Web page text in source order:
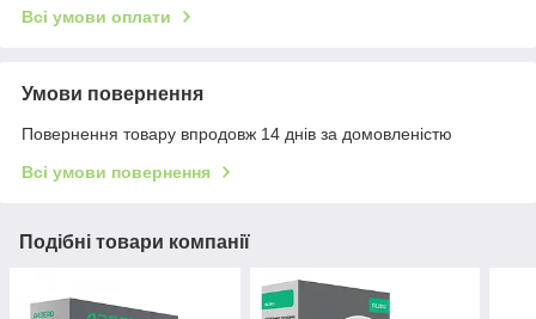
Всі умови оплати
Умови повернення
Повернення товару впродовж 14 днів за домовленістю
Всі умови повернення
Подібні товари компанії